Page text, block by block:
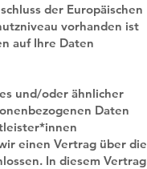
der Europäischen
vorhanden ist
auf Ihre Daten
und/oder ähnlicher
Daten
einen Vertrag über die
In diesem Vertrag